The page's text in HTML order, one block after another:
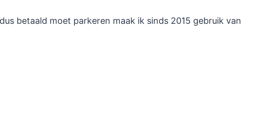
dus betaald moet parkeren maak ik sinds 2015 gebruik van